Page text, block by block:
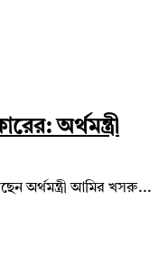
অর্থমন্ত্রী
অর্থমন্ত্রী আমির খসরু...